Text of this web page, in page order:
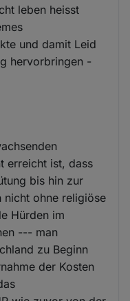
leben heisst
und damit Leid
hervorbringen -
erreicht ist, dass
bis hin zur
nicht ohne religiöse
Hürden im
--- man
zu Beginn
der Kosten